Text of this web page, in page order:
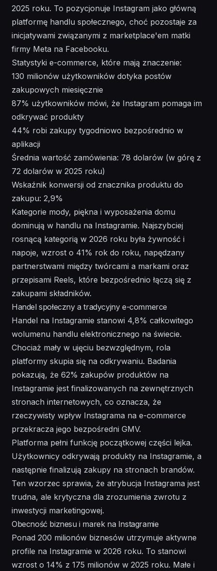
2025 roku. To pozycjonuje Instagram jako główną
platformę handlu społecznego, choć pozostaje za
inicjatywami związanymi z marketplace'em matki
firmy Meta na Facebooku.
Statystyki e-commerce, które mają znaczenie:
130 milionów użytkowników dotyka postów
zakupowych miesięcznie
87% użytkowników mówi, że Instagram pomaga im
odkrywać produkty
44% robi zakupy tygodniowo bezpośrednio w
aplikacji
Średnia wartość zamówienia: 78 dolarów (w górę z
72 dolarów w 2025 roku)
Wskaźnik konwersji od znacznika produktu do
zakupu: 2,9%
Kategorie mody, piękna i wyposażenia domu
dominują w handlu na Instagramie. Najszybciej
rosnącą kategorią w 2026 roku była żywność i
napoje, wzrost o 41% rok do roku, napędzany
partnerstwami między twórcami a markami oraz
przepisami Reels, które bezpośrednio łączą się z
zakupami składników.
Handel społeczny a tradycyjny e-commerce
Handel na Instagramie stanowi 4,8% całkowitego
wolumenu handlu elektronicznego na świecie.
Chociaż mały w ujęciu bezwzględnym, rola
platformy skupia się na odkrywaniu. Badania
pokazują, że 62% zakupów produktów na
Instagramie jest finalizowanych na zewnętrznych
stronach internetowych, co oznacza, że
rzeczywisty wpływ Instagrama na e-commerce
przekracza jego bezpośredni GMV.
Platforma pełni funkcję początkowej części lejka.
Użytkownicy odkrywają produkty na Instagramie, a
następnie finalizują zakupy na stronach brandów.
Ten wzorzec sprawia, że atrybucja Instagrama jest
trudna, ale krytyczna dla zrozumienia zwrotu z
inwestycji marketingowej.
Obecność biznesu i marek na Instagramie
Ponad 200 milionów biznesów utrzymuje aktywne
profile na Instagramie w 2026 roku. To stanowi
wzrost o 14% z 175 milionów w 2025 roku. Małe i